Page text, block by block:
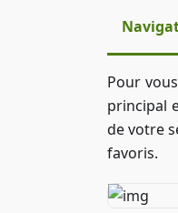
Pour
principal
de votre
favoris.